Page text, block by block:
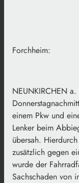
Forchheim:
NEUNKIRCHEN
einem Pkw und
Lenker beim
übersah.
zusätzlich gegen
wurde der
Sachschaden von